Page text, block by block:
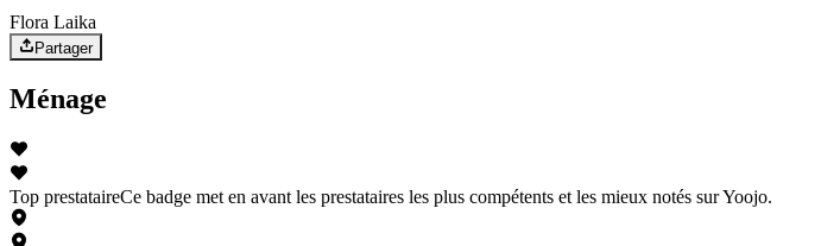
Flora Laika
Partager
Ménage
Top prestataireCe badge met en avant les prestataires les plus compétents et les mieux notés sur Yoojo.